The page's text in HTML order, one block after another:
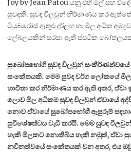
Joy by Jean Patou යනු එහි මල් සහ
සුවඳකි. සුවඳ විලවුන් නිර්මාණය කර
ටියුබරෝස් ඇතුළු දුර්ලභ හා මිල අධික
ලේබලයකින් සරසා ඇති ස්ඵටික බෝතලයක
සුඛෝපභෝගී සුවඳ විලවුන් සංකීර්ණත්වයේ
සංකේතයකි. මෙම සුවඳ වර්ග ලෝකයේ මිල
භාවිතා කර නිර්මාණය කර ඇති අතර, ඒවා
ලොව මිල අධිකම සුවඳ විලවුන් ඒවායේ
නොව ඒවායේ සුඛෝපභෝගී ඇසුරුම් සඳහාද
සුවිශේෂත්වය වැඩි කරයි. මෙම සුවඳ
හැකි මිලකට නොතිබිය හැකි නමුත්, ඒවා
නවීනත්වයේ සංකේතයක් වන අතර, එය